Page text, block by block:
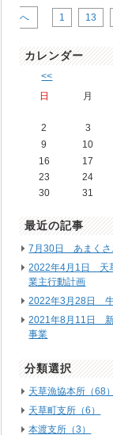
へ
1 13
カレンダー
<<
日 月
2
3
9
10
16
17
23
24
30
31
最近の記事
7月30日 あまくさ
2022年4月1日 天
業主行動計画
2022年3月28日 牛
2021年8月11日
事業
分類選択
天草漁協本所（68）
天草町支所（6）
本渡支所（3）